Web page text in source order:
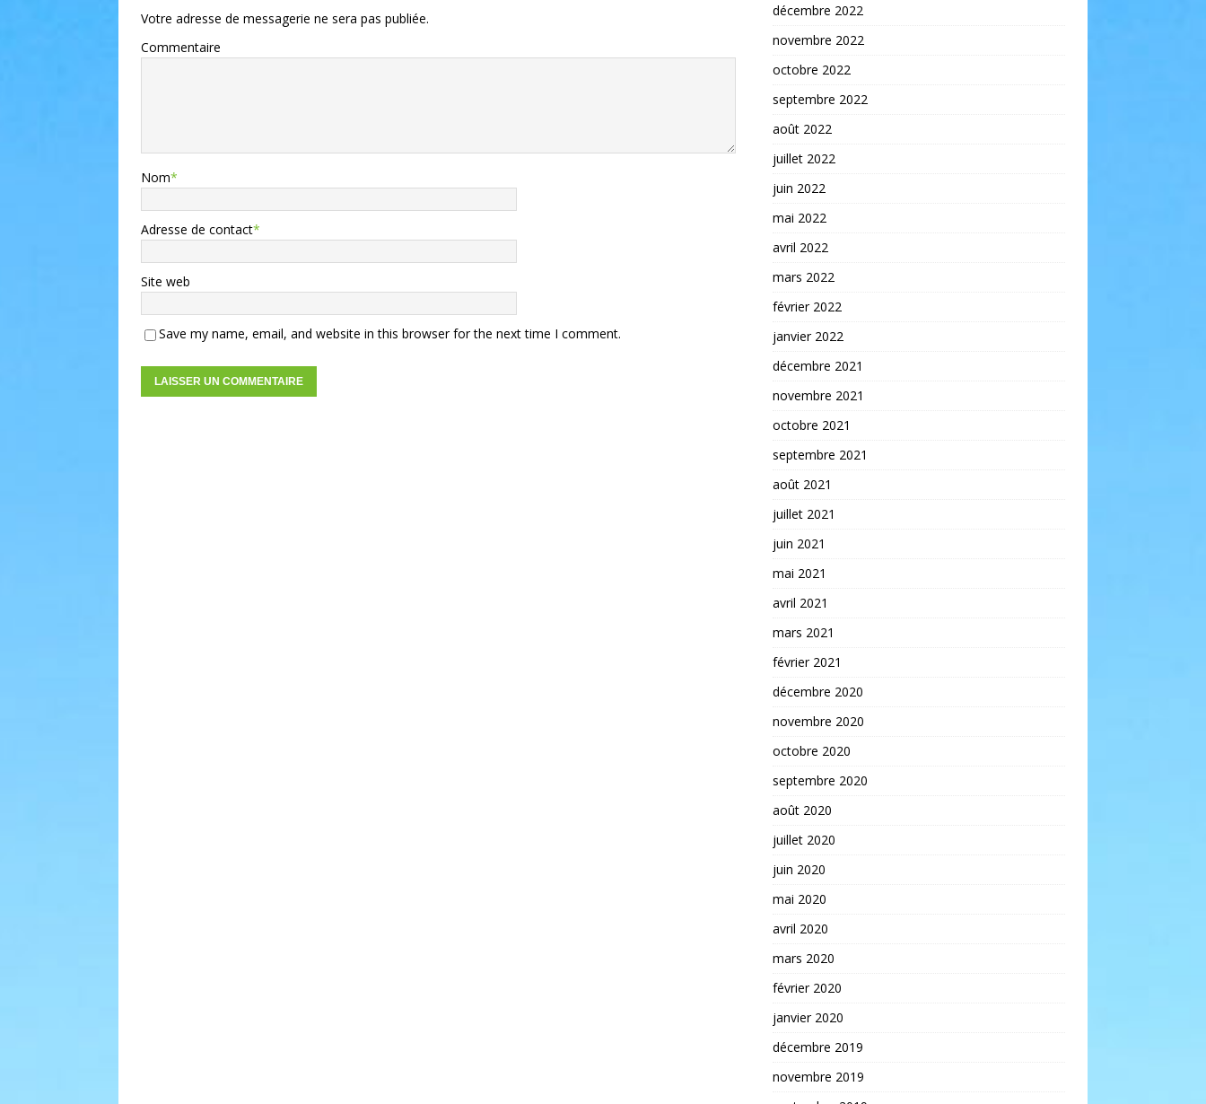
Votre adresse de messagerie ne sera pas publiée.
Commentaire
Nom*
Adresse de contact*
Site web
Save my name, email, and website in this browser for the next time I comment.
décembre 2022
novembre 2022
octobre 2022
septembre 2022
août 2022
juillet 2022
juin 2022
mai 2022
avril 2022
mars 2022
février 2022
janvier 2022
décembre 2021
novembre 2021
octobre 2021
septembre 2021
août 2021
juillet 2021
juin 2021
mai 2021
avril 2021
mars 2021
février 2021
décembre 2020
novembre 2020
octobre 2020
septembre 2020
août 2020
juillet 2020
juin 2020
mai 2020
avril 2020
mars 2020
février 2020
janvier 2020
décembre 2019
novembre 2019